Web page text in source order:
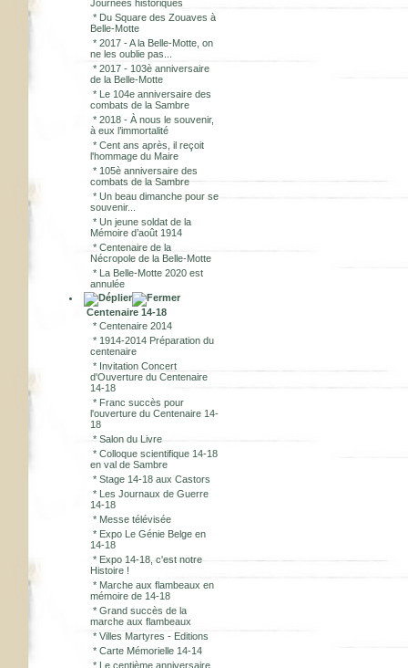
Journées historiques
* Du Square des Zouaves à
Belle-Motte
* 2017 - A la Belle-Motte, on
ne les oublie pas...
* 2017 - 103è anniversaire
de la Belle-Motte
* Le 104e anniversaire des
combats de la Sambre
* 2018 - À nous le souvenir,
à eux l’immortalité
* Cent ans après, il reçoit
l'hommage du Maire
* 105è anniversaire des
combats de la Sambre
* Un beau dimanche pour se
souvenir...
* Un jeune soldat de la
Mémoire d’août 1914
* Centenaire de la
Nécropole de la Belle-Motte
* La Belle-Motte 2020 est
annulée
Centenaire 14-18
* Centenaire 2014
* 1914-2014 Préparation du
centenaire
* Invitation Concert
d'Ouverture du Centenaire
14-18
* Franc succès pour
l'ouverture du Centenaire 14-
18
* Salon du Livre
* Colloque scientifique 14-18
en val de Sambre
* Stage 14-18 aux Castors
* Les Journaux de Guerre
14-18
* Messe télévisée
* Expo Le Génie Belge en
14-18
* Expo 14-18, c'est notre
Histoire !
* Marche aux flambeaux en
mémoire de 14-18
* Grand succès de la
marche aux flambeaux
* Villes Martyres - Editions
* Carte Mémorielle 14-14
* Le centième anniversaire